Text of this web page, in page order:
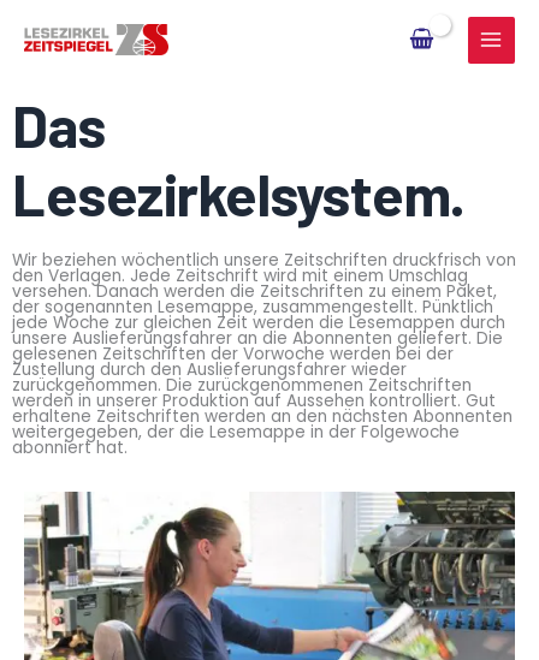
Inhalt
Das
Lesezirkelsystem.
Wir beziehen wöchentlich unsere Zeitschriften druckfrisch von
den Verlagen. Jede Zeitschrift wird mit einem Umschlag
versehen. Danach werden die Zeitschriften zu einem Paket,
der sogenannten Lesemappe, zusammengestellt. Pünktlich
jede Woche zur gleichen Zeit werden die Lesemappen durch
unsere Auslieferungsfahrer an die Abonnenten geliefert. Die
gelesenen Zeitschriften der Vorwoche werden bei der
Zustellung durch den Auslieferungsfahrer wieder
zurückgenommen. Die zurückgenommenen Zeitschriften
werden in unserer Produktion auf Aussehen kontrolliert. Gut
erhaltene Zeitschriften werden an den nächsten Abonnenten
weitergegeben, der die Lesemappe in der Folgewoche
abonniert hat.